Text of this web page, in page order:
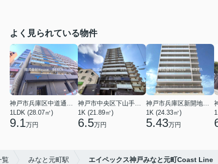
よく見られている物件
1LDK (28.07㎡)
9.1万円
1K (21.89㎡)
6.5万円
1K (24.33㎡)
5.43万円
覧 みなと元町駅 エイペックス神戸みなと元町Coast Line